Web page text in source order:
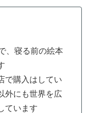
、寝る前の絵本
で購入はしてい
外にも世界を広
ています